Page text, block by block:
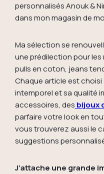
personnalisés Anouk &
dans mon magasin de
Ma sélection se
une prédilection pour les
pulls en coton, jeans
Chaque article est
intemporel et sa qualité
accessoires, des bijoux
parfaire votre look en
vous trouverez aussi le
suggestions
J’attache une grande